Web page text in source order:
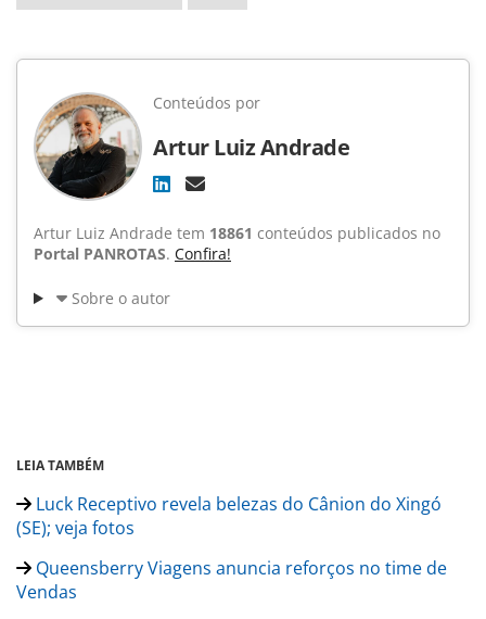
Conteúdos por
Artur Luiz Andrade
Artur Luiz Andrade tem 18861 conteúdos publicados no
Portal PANROTAS. Confira!
Sobre o autor
LEIA TAMBÉM
Luck Receptivo revela belezas do Cânion do Xingó
(SE); veja fotos
Queensberry Viagens anuncia reforços no time de
Vendas